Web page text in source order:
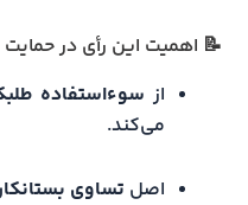
📝 اهمیت این رأی در
از سوءاستفاده
می‌کند.
اصل تساوی